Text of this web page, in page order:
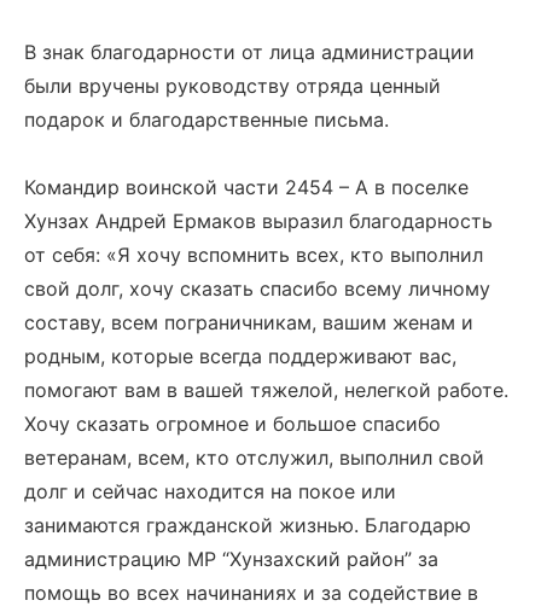
В знак благодарности от лица администрации
были вручены руководству отряда ценный
подарок и благодарственные письма.
Командир воинской части 2454 – А в поселке
Хунзах Андрей Ермаков выразил благодарность
от себя: «Я хочу вспомнить всех, кто выполнил
свой долг, хочу сказать спасибо всему личному
составу, всем пограничникам, вашим женам и
родным, которые всегда поддерживают вас,
помогают вам в вашей тяжелой, нелегкой работе.
Хочу сказать огромное и большое спасибо
ветеранам, всем, кто отслужил, выполнил свой
долг и сейчас находится на покое или
занимаются гражданской жизнью. Благодарю
администрацию МР “Хунзахский район” за
помощь во всех начинаниях и за содействие в